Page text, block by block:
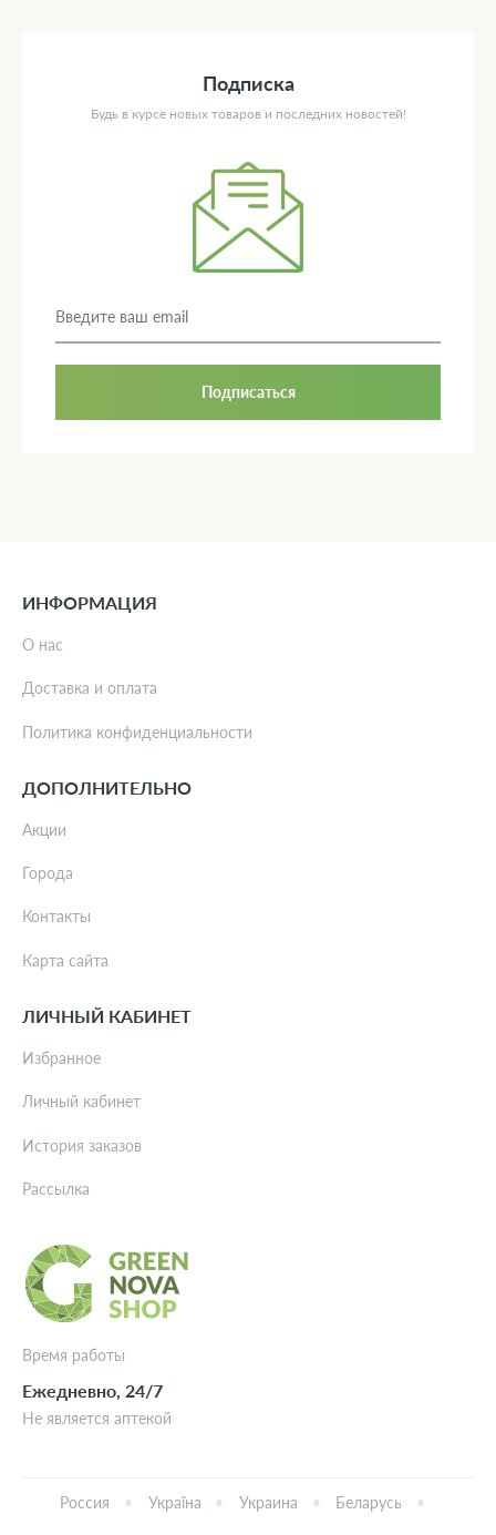
Подписка
Будь в курсе новых товаров и последних новостей!
Подписаться
Время работы
Ежедневно, 24/7
Не является аптекой
ИНФОРМАЦИЯ
О нас
Доставка и оплата
Политика конфиденциальности
ДОПОЛНИТЕЛЬНО
Акции
Города
Контакты
Карта сайта
ЛИЧНЫЙ КАБИНЕТ
Избранное
Личный кабинет
История заказов
Рассылка
Россия Україна Украина Беларусь